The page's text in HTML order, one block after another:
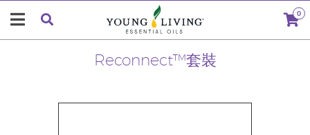
0
Reconnect™套裝